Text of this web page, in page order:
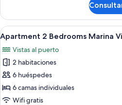
Adults)
2
Bedrooms
Marina
View
(4
Adults)
Abrir
todas
las
fotos
de
Apartment
2
9
Apartment 2 Bedrooms Marina
Vistas al puerto
2 habitaciones
6 huéspedes
6 camas individuales
Wifi gratis